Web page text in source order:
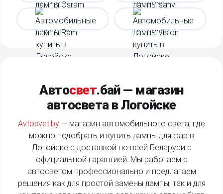
Автосвет.бай— магазин
автосвета в Логойске
Avtosvet.by — магазин автомобильного света, где
можно подобрать и купить лампы для фар в
Логойске с доставкой по всей Беларуси с
официальной гарантией. Мы работаем с
автосветом профессионально и предлагаем
решения как для простой замены лампы, так и для